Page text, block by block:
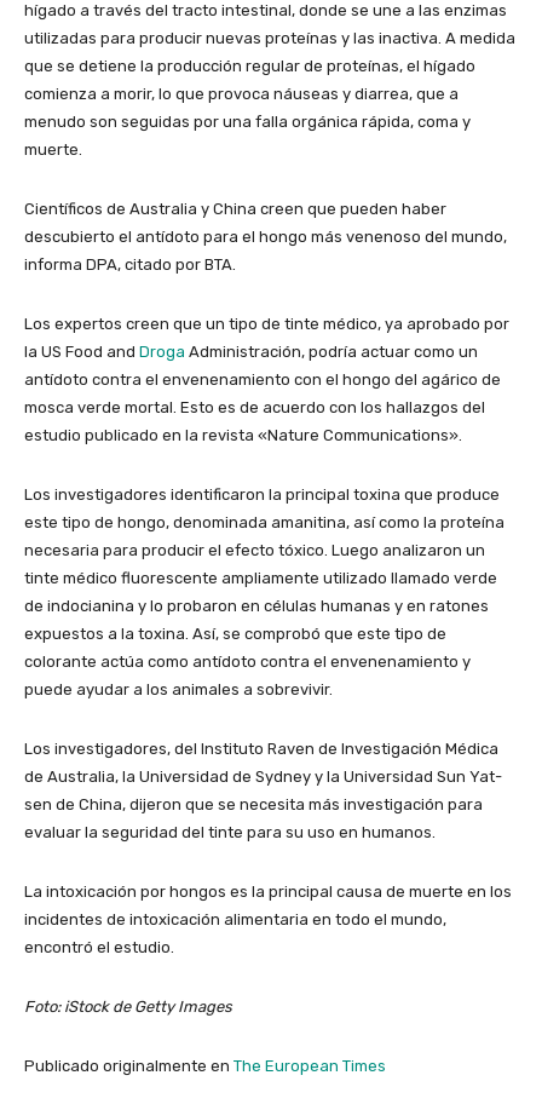
hígado a través del tracto intestinal, donde se une a las enzimas
utilizadas para producir nuevas proteínas y las inactiva. A medida
que se detiene la producción regular de proteínas, el hígado
comienza a morir, lo que provoca náuseas y diarrea, que a
menudo son seguidas por una falla orgánica rápida, coma y
muerte.
Científicos de Australia y China creen que pueden haber
descubierto el antídoto para el hongo más venenoso del mundo,
informa DPA, citado por BTA.
Los expertos creen que un tipo de tinte médico, ya aprobado por
la US Food and Droga Administración, podría actuar como un
antídoto contra el envenenamiento con el hongo del agárico de
mosca verde mortal. Esto es de acuerdo con los hallazgos del
estudio publicado en la revista «Nature Communications».
Los investigadores identificaron la principal toxina que produce
este tipo de hongo, denominada amanitina, así como la proteína
necesaria para producir el efecto tóxico. Luego analizaron un
tinte médico fluorescente ampliamente utilizado llamado verde
de indocianina y lo probaron en células humanas y en ratones
expuestos a la toxina. Así, se comprobó que este tipo de
colorante actúa como antídoto contra el envenenamiento y
puede ayudar a los animales a sobrevivir.
Los investigadores, del Instituto Raven de Investigación Médica
de Australia, la Universidad de Sydney y la Universidad Sun Yat-
sen de China, dijeron que se necesita más investigación para
evaluar la seguridad del tinte para su uso en humanos.
La intoxicación por hongos es la principal causa de muerte en los
incidentes de intoxicación alimentaria en todo el mundo,
encontró el estudio.
Foto: iStock de Getty Images
Publicado originalmente en The European Times